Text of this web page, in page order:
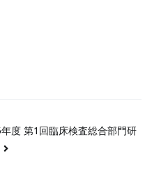
度 第1回臨床検査総合部門研